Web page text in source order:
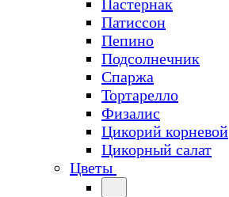
Пастернак
Патиссон
Пепино
Подсолнечник
Спаржа
Тортарелло
Физалис
Цикорий корневой
Цикорный салат
Цветы